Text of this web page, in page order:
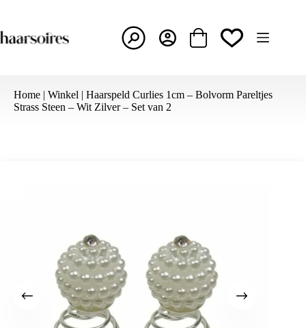
de
inhoud
Winkelwagen
Home | Winkel | Haarspeld Curlies 1cm – Bolvorm Pareltjes
Strass Steen – Wit Zilver – Set van 2